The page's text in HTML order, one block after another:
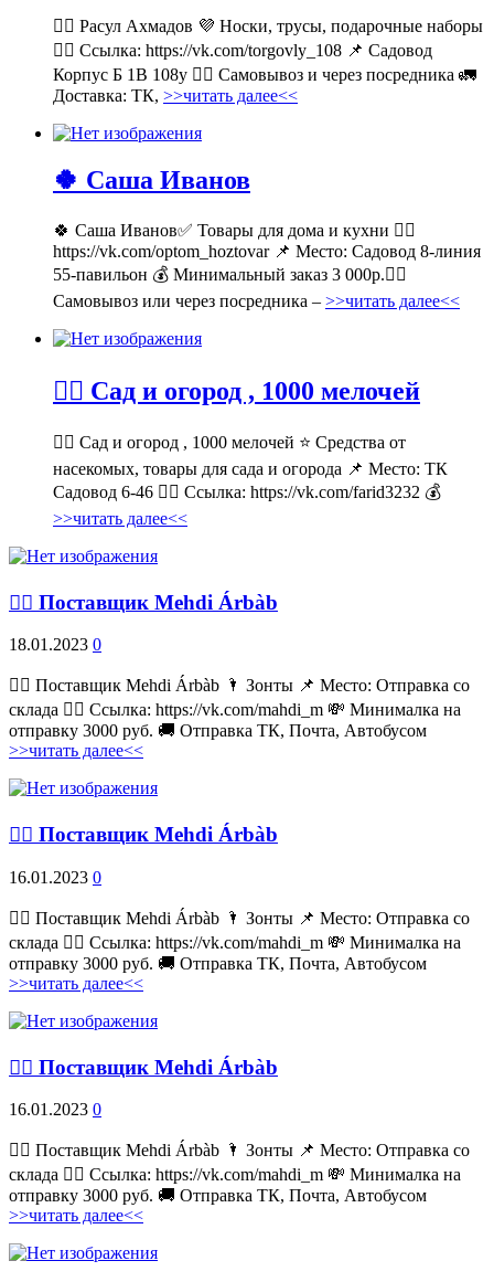
💁‍♂ Расул Ахмадов 💜 Носки, трусы, подарочные наборы
👉🏻 Ссылка: https://vk.com/torgovly_108 📌 Садовод
Корпус Б 1В 108у 🚶‍♂ Самовывоз и через посредника 🚛
Доставка: ТК, >>читать далее<<
🍀 Саша Иванов
🍀 Саша Иванов✅ Товары для дома и кухни 👉🏻
https://vk.com/optom_hoztovar 📌 Место: Садовод 8-линия
55-павильон 💰 Минимальный заказ 3 000р.🚶‍♀
Самовывоз или через посредника – >>читать далее<<
💁‍♂ Сад и огород , 1000 мелочей
💁‍♂ Сад и огород , 1000 мелочей ⭐ Средства от
насекомых, товары для сада и огорода 📌 Место: ТК
Садовод 6-46 👉🏻 Ссылка: https://vk.com/farid3232 💰
>>читать далее<<
💁‍♂ Поставщик Mehdi Árbàb
18.01.2023 0
💁‍♂ Поставщик Mehdi Árbàb 🌂 Зонты 📌 Место: Отправка со
склада 👉🏻 Ссылка: https://vk.com/mahdi_m 💸 Минималка на
отправку 3000 руб. 🚚 Отправка ТК, Почта, Автобусом
>>читать далее<<
💁‍♂ Поставщик Mehdi Árbàb
16.01.2023 0
💁‍♂ Поставщик Mehdi Árbàb 🌂 Зонты 📌 Место: Отправка со
склада 👉🏻 Ссылка: https://vk.com/mahdi_m 💸 Минималка на
отправку 3000 руб. 🚚 Отправка ТК, Почта, Автобусом
>>читать далее<<
💁‍♂ Поставщик Mehdi Árbàb
16.01.2023 0
💁‍♂ Поставщик Mehdi Árbàb 🌂 Зонты 📌 Место: Отправка со
склада 👉🏻 Ссылка: https://vk.com/mahdi_m 💸 Минималка на
отправку 3000 руб. 🚚 Отправка ТК, Почта, Автобусом
>>читать далее<<